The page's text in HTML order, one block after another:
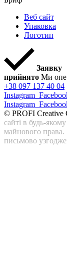
Веб сайт
Упаковка
Логотип
Заявку
прийнято Ми
+38 097 137 40 04
Instagram
Instagram
© PROFI Creative
сайті в будь-
майнового права.
письмово